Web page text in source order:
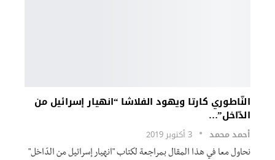
النّاطوري كارتا ويهود الفلاشا “انهيار إسرائيل من
الدّاخل”…
أحمد محمد 3 أكتوبر 2019
نحاول معا في هذا المقال بمراجعة لكتاب "انهيار إسرائيل من الدّاخل"